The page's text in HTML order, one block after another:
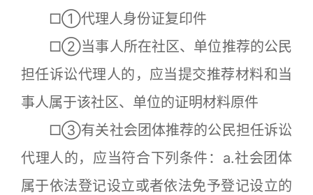
□①代理人身份证复印件
□②当事人所在社区、单位推荐的公民
担任诉讼代理人的，应当提交推荐材料和当
事人属于该社区、单位的证明材料原件
□③有关社会团体推荐的公民担任诉讼
代理人的，应当符合下列条件：a.社会团体
属于依法登记设立或者依法免予登记设立的